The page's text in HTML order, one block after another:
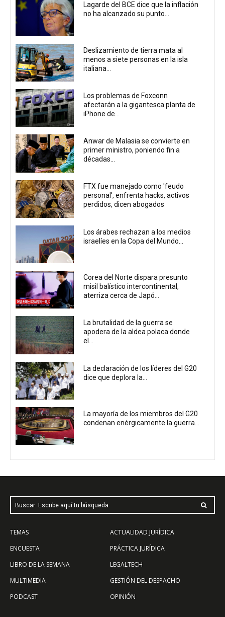
Lagarde del BCE dice que la inflación
no ha alcanzado su punto...
Deslizamiento de tierra mata al
menos a siete personas en la isla
italiana...
Los problemas de Foxconn
afectarán a la gigantesca planta de
iPhone de...
Anwar de Malasia se convierte en
primer ministro, poniendo fin a
décadas...
FTX fue manejado como 'feudo
personal', enfrenta hacks, activos
perdidos, dicen abogados
Los árabes rechazan a los medios
israelíes en la Copa del Mundo...
Corea del Norte dispara presunto
misil balístico intercontinental,
aterriza cerca de Japó...
La brutalidad de la guerra se
apodera de la aldea polaca donde
el...
La declaración de los líderes del G20
dice que deplora la...
La mayoría de los miembros del G20
condenan enérgicamente la guerra...
Buscar: Escribe aquí tu búsqueda
TEMAS
ENCUESTA
LIBRO DE LA SEMANA
MULTIMEDIA
PODCAST
ACTUALIDAD JURÍDICA
PRÁCTICA JURÍDICA
LEGALTECH
GESTIÓN DEL DESPACHO
OPINIÓN